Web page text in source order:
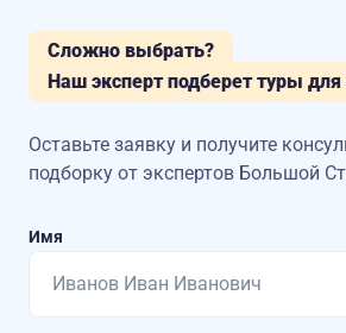
Сложно выбрать?
Наш эксперт подберет туры для
Оставьте заявку и получите
подборку от экспертов Большой
Имя